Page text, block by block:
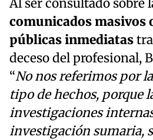
Al ser consultado sobre
comunicados masivos
públicas inmediatas
deceso del profesional,
“No nos referimos por
tipo de hechos, porque
investigaciones
investigación sumaria,